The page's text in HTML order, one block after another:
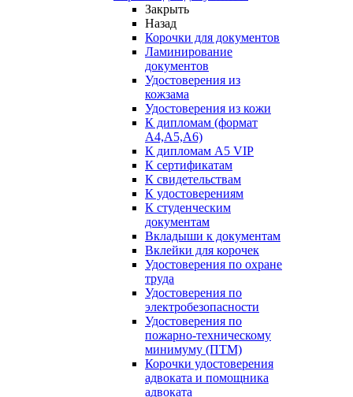
Закрыть
Назад
Корочки для документов
Ламинирование
документов
Удостоверения из
кожзама
Удостоверения из кожи
К дипломам (формат
А4,А5,А6)
К дипломам А5 VIP
К сертификатам
К свидетельствам
К удостоверениям
К студенческим
документам
Вкладыши к документам
Вклейки для корочек
Удостоверения по охране
труда
Удостоверения по
электробезопасности
Удостоверения по
пожарно-техническому
минимуму (ПТМ)
Корочки удостоверения
адвоката и помощника
адвоката